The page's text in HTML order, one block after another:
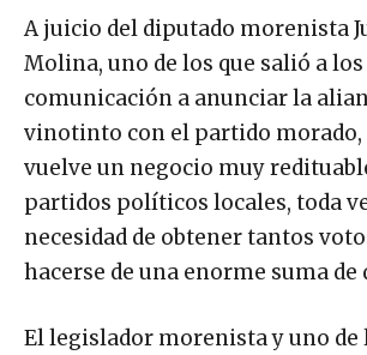
A juicio del diputado morenista
Molina, uno de los que salió a
comunicación a anunciar la
vinotinto con el partido morado,
vuelve un negocio muy
partidos políticos locales, toda
necesidad de obtener tantos
hacerse de una enorme suma de
El legislador morenista y uno de